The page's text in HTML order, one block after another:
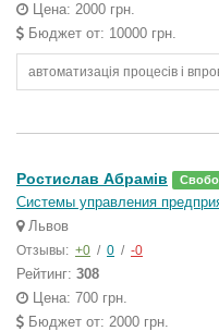
Цена: 2000 грн.
Бюджет от: 10000 грн.
автоматизація процесів і
Ростислав Абрамів
Системы управления
Львов
Отзывы: +0 / 0 / -0
Рейтинг: 308
Цена: 700 грн.
Бюджет от: 2000 грн.